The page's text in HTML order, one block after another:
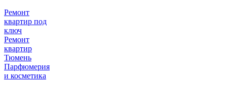
Ремонт
квартир под
ключ
Ремонт
квартир
Тюмень
Парфюмерия
и косметика